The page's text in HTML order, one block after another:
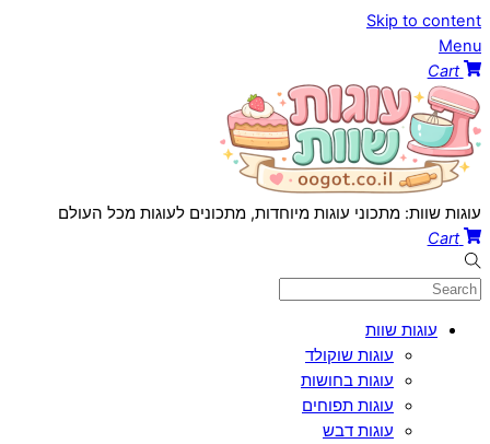
Skip to content
Menu
Cart
עוגות שוות: מתכוני עוגות מיוחדות, מתכונים לעוגות מכל העולם
Cart
עוגות שוות
עוגות שוקולד
עוגות בחושות
עוגות תפוחים
עוגות דבש